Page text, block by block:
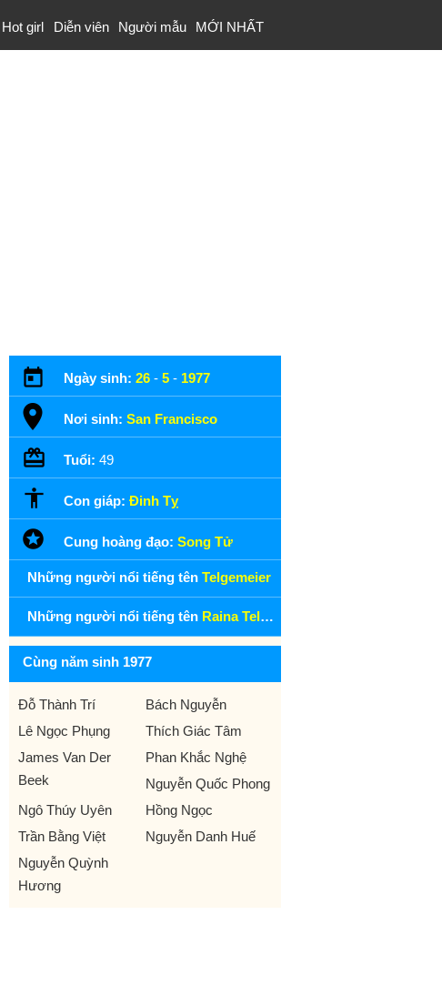
Hot girl Diễn viên Người mẫu MỚI NHẤT
Ngày sinh: 26 - 5 - 1977
Nơi sinh: San Francisco
Tuổi: 49
Con giáp: Đinh Tỵ
Cung hoàng đạo: Song Tử
Những người nổi tiếng tên Telgemeier
Những người nổi tiếng tên Raina Telgemeier
Cùng năm sinh 1977
Đỗ Thành Trí
Bách Nguyễn
Lê Ngọc Phụng
Thích Giác Tâm
James Van Der
Beek
Phan Khắc Nghệ
Nguyễn Quốc Phong
Ngô Thúy Uyên
Hồng Ngọc
Trần Bằng Việt
Nguyễn Danh Huế
Nguyễn Quỳnh
Hương